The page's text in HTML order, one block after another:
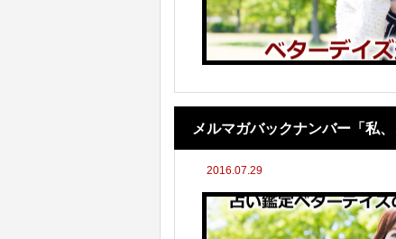
メルマガバックナンバー「私
2016.07.29